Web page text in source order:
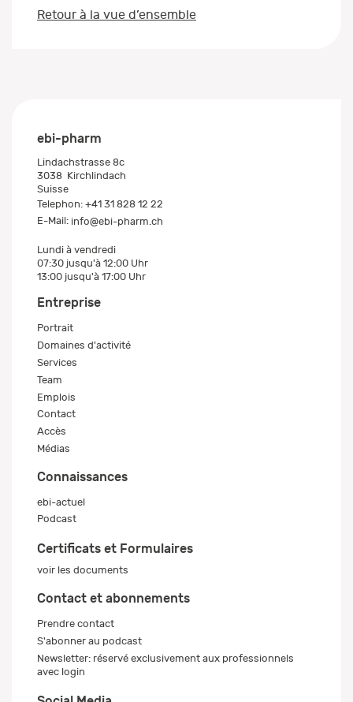
Retour à la vue d’ensemble
ebi-pharm
Lindachstrasse 8c
3038 Kirchlindach
Suisse
Telephon: +41 31 828 12 22
E-Mail: info@ebi-pharm.ch
Lundi à vendredi
07:30 jusqu'à 12:00 Uhr
13:00 jusqu'à 17:00 Uhr
Entreprise
Portrait
Domaines d'activité
Services
Team
Emplois
Contact
Accès
Médias
Connaissances
ebi-actuel
Podcast
Certificats et Formulaires
voir les documents
Contact et abonnements
Prendre contact
S'abonner au podcast
Newsletter: réservé exclusivement aux professionnels
avec login